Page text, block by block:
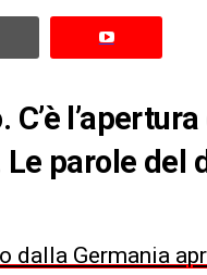
parole del
dalla Germania